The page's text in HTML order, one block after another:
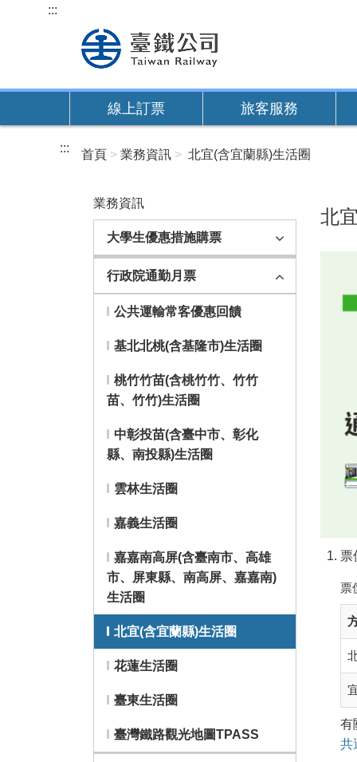
內
:::
線上訂票 旅客服務
::: 首頁 業務資訊 北宜(含宜蘭縣)生活圈
業務資訊
大學生優惠措施購票
行政院通勤月票
公共運輸常客優惠回饋
基北北桃(含基隆市)生活圈
桃竹竹苗(含桃竹竹、竹竹
苗、竹竹)生活圈
中彰投苗(含臺中市、彰化
縣、南投縣)生活圈
雲林生活圈
嘉義生活圈
嘉嘉南高屏(含臺南市、高雄
市、屏東縣、南高屏、嘉嘉南)
生活圈
北宜(含宜蘭縣)生活圈
花蓮生活圈
臺東生活圈
臺灣鐵路觀光地圖TPASS
北
票
票
有
共